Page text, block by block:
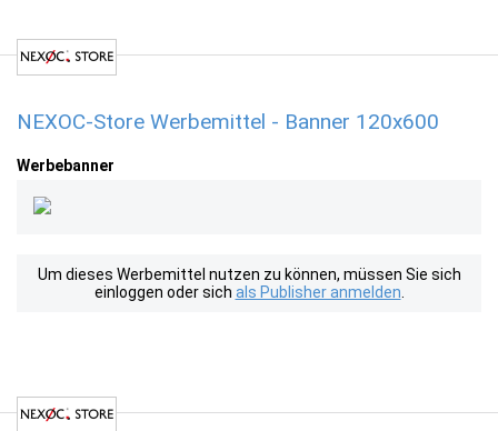
NEXOC-Store Werbemittel - Banner 120x600
Werbebanner
Um dieses Werbemittel nutzen zu können, müssen Sie sich
einloggen oder sich als Publisher anmelden